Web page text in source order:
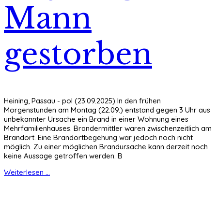
Mann
gestorben
Heining, Passau - pol (23.09.2025) In den frühen
Morgenstunden am Montag (22.09.) entstand gegen 3 Uhr aus
unbekannter Ursache ein Brand in einer Wohnung eines
Mehrfamilienhauses. Brandermittler waren zwischenzeitlich am
Brandort. Eine Brandortbegehung war jedoch noch nicht
möglich. Zu einer möglichen Brandursache kann derzeit noch
keine Aussage getroffen werden. B
Weiterlesen ...